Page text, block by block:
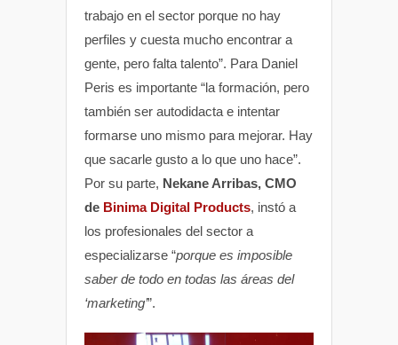
trabajo en el sector porque no hay
perfiles y cuesta mucho encontrar a
gente, pero falta talento”. Para Daniel
Peris es importante “la formación, pero
también ser autodidacta e intentar
formarse uno mismo para mejorar. Hay
que sacarle gusto a lo que uno hace”.
Por su parte, Nekane Arribas, CMO
de Binima Digital Products, instó a
los profesionales del sector a
especializarse “porque es imposible
saber de todo en todas las áreas del
‘marketing’”.